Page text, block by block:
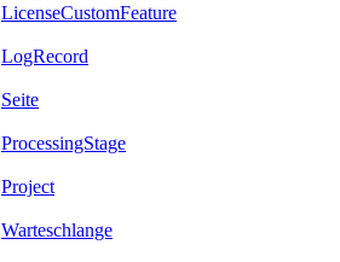
LicenseCustomFeature
LogRecord
Seite
ProcessingStage
Project
Warteschlange